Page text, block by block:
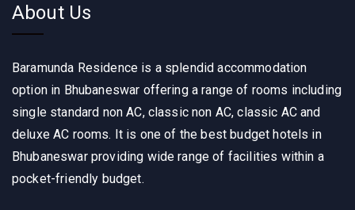
About Us
Baramunda Residence is a splendid accommodation
option in Bhubaneswar offering a range of rooms including
single standard non AC, classic non AC, classic AC and
deluxe AC rooms. It is one of the best budget hotels in
Bhubaneswar providing wide range of facilities within a
pocket-friendly budget.